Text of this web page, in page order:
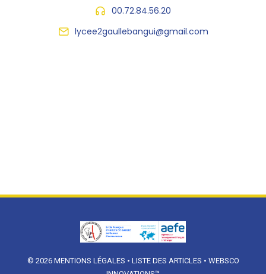
00.72.84.56.20
lycee2gaullebangui@gmail.com
© 2026 MENTIONS LÉGALES • LISTE DES ARTICLES • WEBSCO